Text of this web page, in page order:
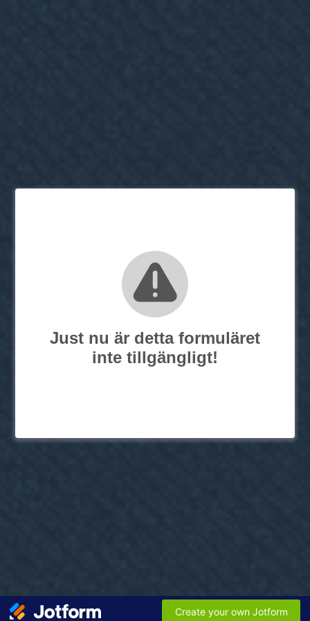
Just nu är detta formuläret
inte tillgängligt!
Create your own Jotform